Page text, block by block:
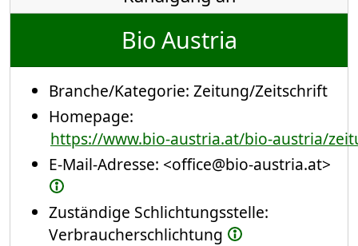
Bio Austria
Branche/Kategorie: Zeitung/Zeitschrift
Homepage:
https://www.bio-austria.at/bio-austria/
E-Mail-Adresse: <office@bio-austria.at>
Zuständige Schlichtungsstelle:
Verbraucherschlichtung